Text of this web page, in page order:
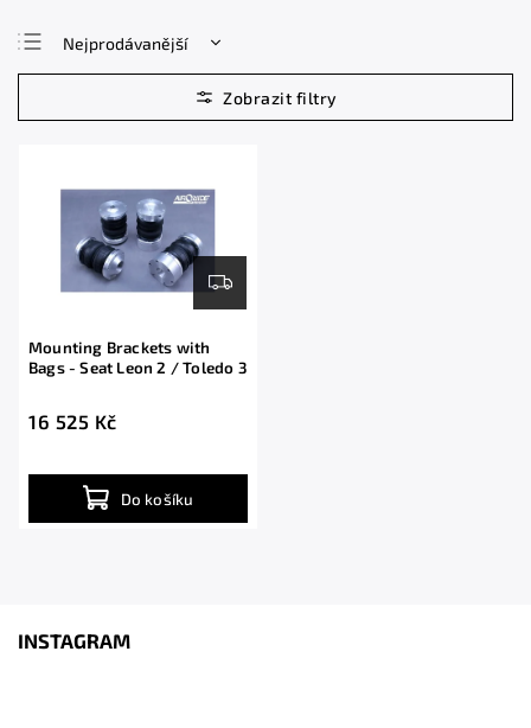
Nejprodávanější
Nejlevnější
Nejdražší
Mounting Brackets with
Bags - Seat Leon 2 / Toledo 3
16 525 Kč
Do košíku
INSTAGRAM